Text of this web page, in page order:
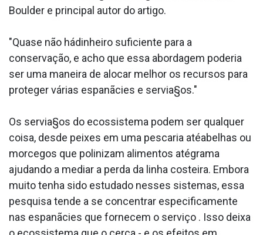
Boulder e principal autor do artigo.
"Quase não hádinheiro suficiente para a
conservação, e acho que essa abordagem poderia
ser uma maneira de alocar melhor os recursos para
proteger várias espanãcies e servia§os."
Os servia§os do ecossistema podem ser qualquer
coisa, desde peixes em uma pescaria atéabelhas ou
morcegos que polinizam alimentos atégrama
ajudando a mediar a perda da linha costeira. Embora
muito tenha sido estudado nesses sistemas, essa
pesquisa tende a se concentrar especificamente
nas espanãcies que fornecem o serviço . Isso deixa